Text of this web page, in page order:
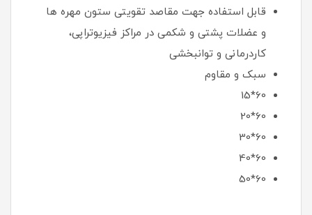
قابل استفاده جهت مقاصد تقویتی ستون مهره ها
و عضلات پشتی و شکمی در مراکز فیزیوتراپی،
کاردرمانی و توانبخشی
سبک و مقاوم
60*15
60*20
60*30
60*40
60*50